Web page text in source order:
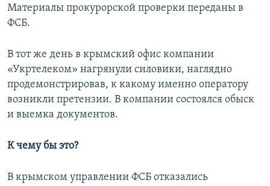
Материалы прокурорской проверки переданы в
ФСБ.
В тот же день в крымский офис компании
«Укртелеком» нагрянули силовики, наглядно
продемонстрировав, к какому именно оператору
возникли претензии. В компании состоялся обыск
и выемка документов.
К чему бы это?
В крымском управлении ФСБ отказались